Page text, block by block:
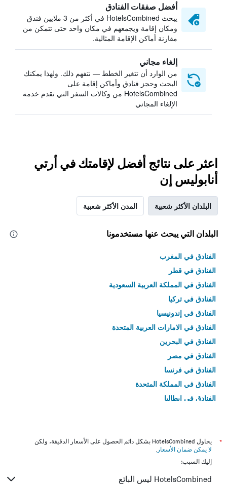
أفضل صفقات الفنادق
يبحث HotelsCombined في أكثر من 3 ملايين فندق
ومكان إقامة ويجمعهم في مكان واحد حتى تتمكن من
مقارنة أماكن الإقامة المثالية.
إلغاء مجاني
من الوارد أن تتغير الخطط — نتفهم ذلك. ولهذا يمكنك
البحث وحجز فنادق وأماكن إقامة على
HotelsCombined من وكالات السفر التي تقدم خدمة
الإلغاء المجاني
اعثر على نتائج أفضل لإقامتك في أرتي
أنابوليس إن
البلدان الأكثر شعبية المدن الأكثر شعبية
البلدان التي يبحث عنها مستخدمونا
الفنادق في المغرب
الفنادق في قطر
الفنادق في المملكة العربية السعودية
الفنادق في تركيا
الفنادق في إندونيسيا
الفنادق في الامارات العربية المتحدة
الفنادق في البحرين
الفنادق في مصر
الفنادق في فرنسا
الفنادق في المملكة المتحدة
الفنادق في إيطاليا
*
يحاول HotelsCombined بشكل دائم الحصول على الأسعار الدقيقة، ولكن
لا يمكن ضمان الأسعار .
إليك السبب:
HotelsCombined ليس البائع